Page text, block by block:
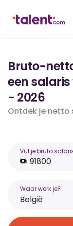
Bruto-
een salaris
- 2026
Ontdek je netto
Vul je bruto
Waar werk je?
België